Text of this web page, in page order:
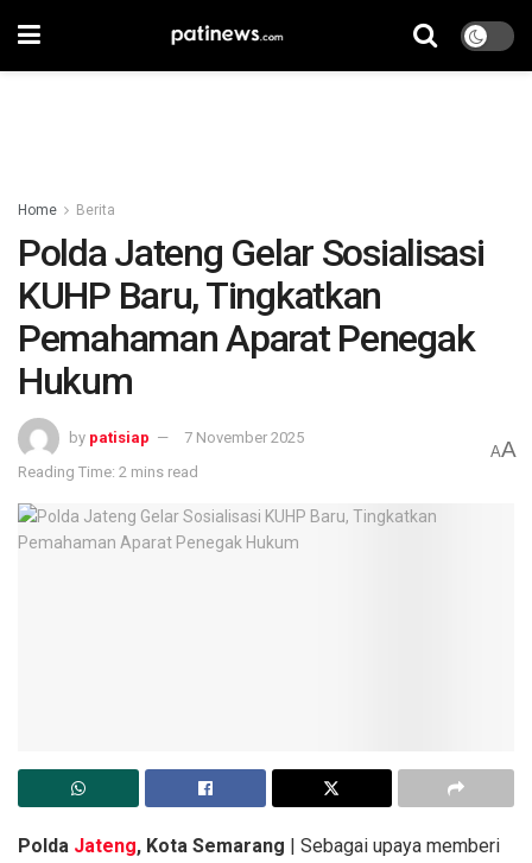
Home Berita
Polda Jateng Gelar Sosialisasi
KUHP Baru, Tingkatkan
Pemahaman Aparat Penegak
Hukum
by patisiap
7 November 2025
Reading Time: 2 mins read
AA
Polda Jateng, Kota Semarang | Sebagai upaya memberi